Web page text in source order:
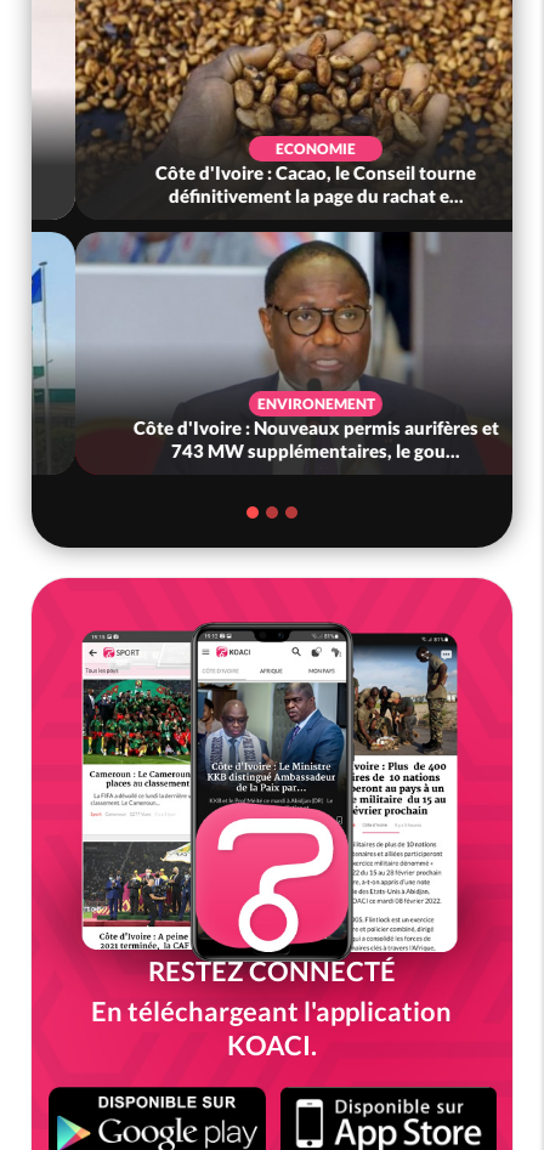
SOCIÉTÉ
Côte d'Ivoire : Réforme de la société civile, le
gouvernement valide six dé...
SANTÉ
Côte d'Ivoire : Réforme sanitaire, le
gouvernement modernise ses structures...
RESTEZ CONNECTÉ
En téléchargeant l'application
KOACI.